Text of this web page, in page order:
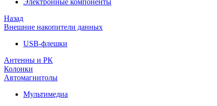
Электронные компоненты
Назад
Внешние накопители данных
USB-флешки
Антенны и РК
Колонки
Автомагнитолы
Мультимедиа